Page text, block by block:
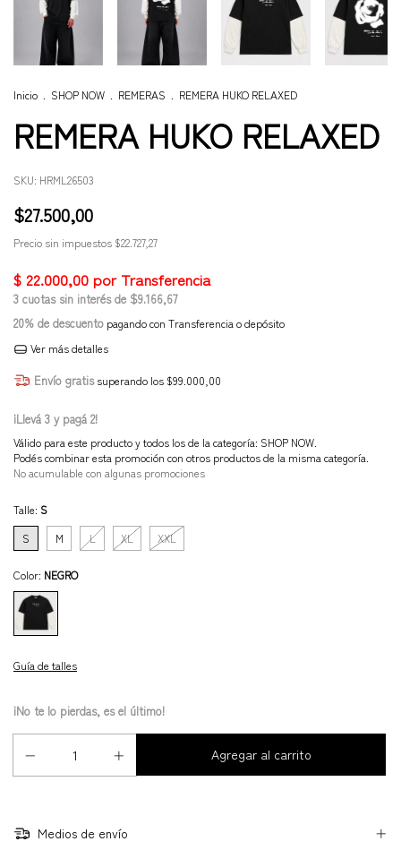
Inicio SHOP NOW REMERAS REMERA HUKO RELAXED
REMERA HUKO RELAXED
SKU: HRML26503
$27.500,00
Precio sin impuestos $22.727,27
3 cuotas sin interés de $9.166,67
20% de descuento pagando con Transferencia o depósito
Ver más detalles
Envío gratis superando los $99.000,00
¡Llevá 3 y pagá 2!
Válido para este producto y todos los de la categoría: SHOP NOW.
Podés combinar esta promoción con otros productos de la misma categoría.
No acumulable con algunas promociones
Talle: S
S
M L XL XXL
Color: NEGRO
Guía de talles
¡No te lo pierdas, es el último!
Medios de envío